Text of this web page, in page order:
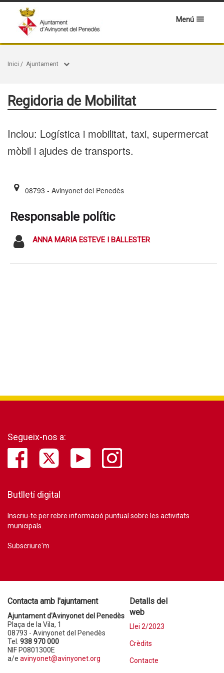
Menú
Inici / Ajuntament
Regidoria de Mobilitat
Inclou: Logística i mobilitat, taxi, supermercat
mòbil i ajudes de transports.
08793 - Avinyonet del Penedès
Responsable polític
ANNA MARIA ESTEVE I BALLESTER
Segueix-nos a:
Butlletí digital
Inscriu-te per rebre informació puntual sobre les activitats
municipals.
Subscriure'm
Contacta amb l'ajuntament
Ajuntament d'Avinyonet del Penedès
Plaça de la Vila, 1
08793 - Avinyonet del Penedès
Tel. 938 970 000
NIF P0801300E
a/e avinyonet@avinyonet.org
Detalls del
web
Llei 2/2023
Crèdits
Contacte